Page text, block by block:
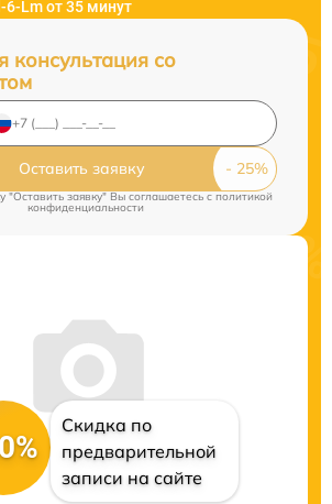
6-Lm от 35 минут
консультация со
Оставить заявку
"Оставить заявку" Вы соглашаетесь cполитикой
конфиденциальности
Скидка по
предварительной
записи на сайте